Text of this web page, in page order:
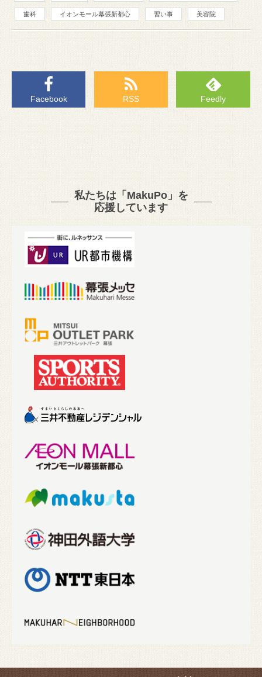
歯科 イオンモール幕張新都心 習い事 美容院
Facebook RSS Feedly
私たちは「MakuPo」を
応援しています